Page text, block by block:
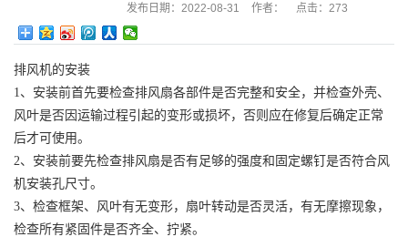
发布日期： 2022-08-31 作者： 点击： 273
排风机的安装
1、安装前首先要检查排风扇各部件是否完整和安全，并检查外壳、
风叶是否因运输过程引起的变形或损坏，否则应在修复后确定正常
后才可使用。
2、安装前要先检查排风扇是否有足够的强度和固定螺钉是否符合风
机安装孔尺寸。
3、检查框架、风叶有无变形，扇叶转动是否灵活，有无摩擦现象，
检查所有紧固件是否齐全、拧紧。